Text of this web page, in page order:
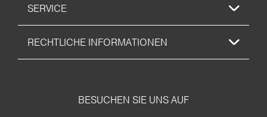
SERVICE
RECHTLICHE INFORMATIONEN
BESUCHEN SIE UNS AUF